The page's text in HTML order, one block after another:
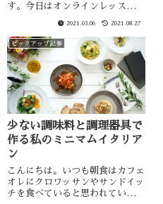
す。今日はオンラインレッスンで
か、またその調味料の選び方と保
存方法についてお伝えしたいと思
います。イタリア料理って手が込
んでいて使ったことがない調味料
を...
2021.03.06 2021.08.27
ピックアップ記事
少ない調味料と調理器具で
作る私のミニマムイタリア
ン
こんにちは。いつも朝食はカフェ
オレにクロワッサンやサンドイッ
チを食べていると思われている、